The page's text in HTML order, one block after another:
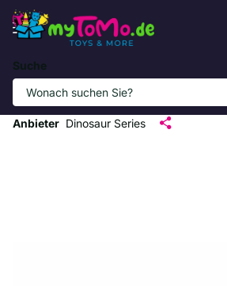
Suche
Dinosaur Rescue Set –
Spielset mit Fahrzeug, Dino
Anbieter Dinosaur Series